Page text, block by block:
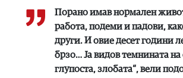
Порано имав нормален
работа, подеми и падови,
други. И овие десет години
брзо… Ја видов темнината на
глупоста, злобата“, вели